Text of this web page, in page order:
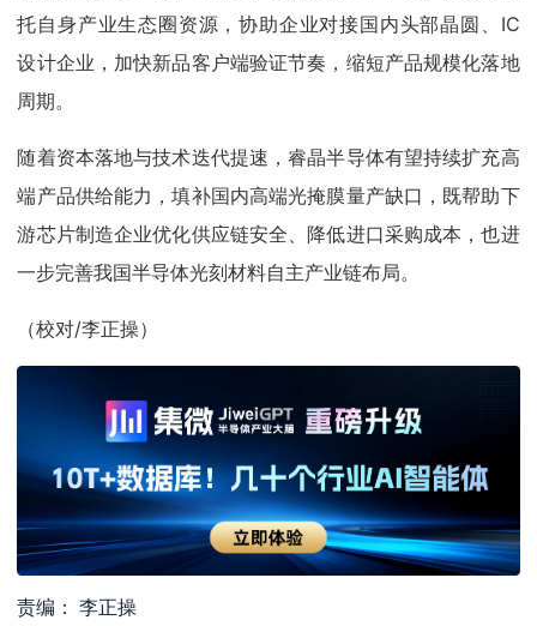
托自身产业生态圈资源，协助企业对接国内头部晶圆、IC
设计企业，加快新品客户端验证节奏，缩短产品规模化落地
周期。
随着资本落地与技术迭代提速，睿晶半导体有望持续扩充高
端产品供给能力，填补国内高端光掩膜量产缺口，既帮助下
游芯片制造企业优化供应链安全、降低进口采购成本，也进
一步完善我国半导体光刻材料自主产业链布局。
（校对/李正操）
责编： 李正操